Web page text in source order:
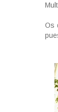
Os